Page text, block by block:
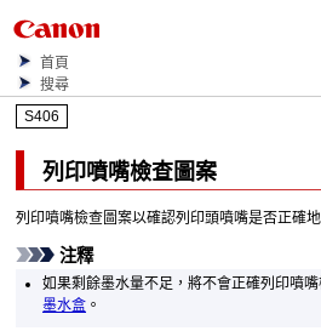
首頁
搜尋
S406
列印噴嘴檢查圖案
列印噴嘴檢查圖案以確認列印頭噴嘴是否正確
注釋
如果剩餘墨水量不足，將不會正確列印噴嘴
墨水盒 。